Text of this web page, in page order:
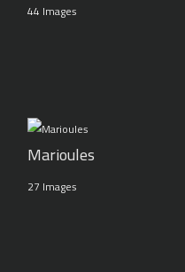
44 Images
Marioules
27 Images